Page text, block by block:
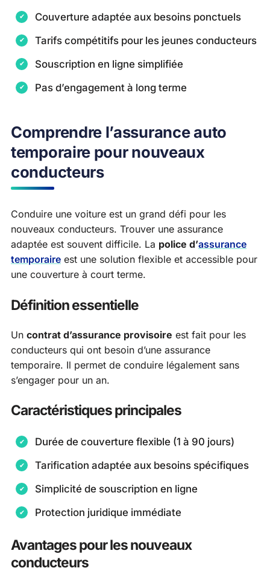
Couverture adaptée aux besoins ponctuels
Tarifs compétitifs pour les jeunes conducteurs
Souscription en ligne simplifiée
Pas d’engagement à long terme
Comprendre l’assurance auto
temporaire pour nouveaux
conducteurs
Conduire une voiture est un grand défi pour les
nouveaux conducteurs. Trouver une assurance
adaptée est souvent difficile. La police d’assurance
temporaire est une solution flexible et accessible pour
une couverture à court terme.
Définition essentielle
Un contrat d’assurance provisoire est fait pour les
conducteurs qui ont besoin d’une assurance
temporaire. Il permet de conduire légalement sans
s’engager pour un an.
Caractéristiques principales
Durée de couverture flexible (1 à 90 jours)
Tarification adaptée aux besoins spécifiques
Simplicité de souscription en ligne
Protection juridique immédiate
Avantages pour les nouveaux
conducteurs